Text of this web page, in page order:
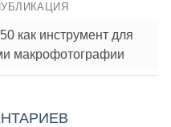
как инструмент для
макрофотографии